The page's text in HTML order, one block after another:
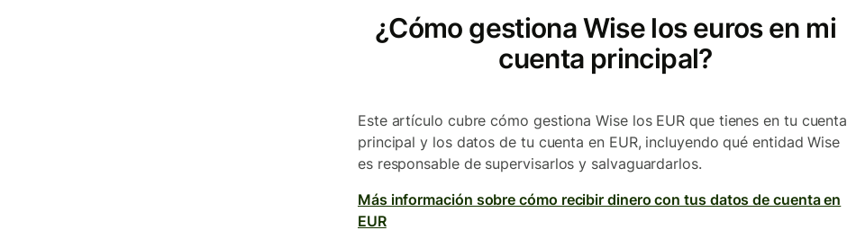
¿Cómo gestiona Wise los euros en mi
cuenta principal?
Este artículo cubre cómo gestiona Wise los EUR que tienes en tu cuenta
principal y los datos de tu cuenta en EUR, incluyendo qué entidad Wise
es responsable de supervisarlos y salvaguardarlos.
Más información sobre cómo recibir dinero con tus datos de cuenta en
EUR